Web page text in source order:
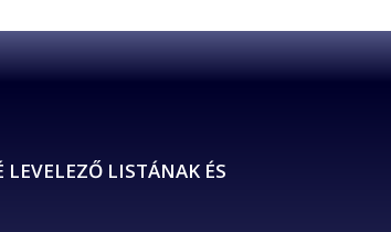
LEVELEZŐ LISTÁNAK ÉS